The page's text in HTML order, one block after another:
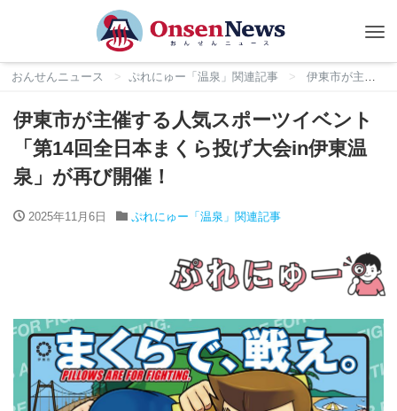
おんせんニュース ぷれにゅー「温泉」関連記事 伊東市が主催する人気スポーツイベント「第14回全日本まくら投げ大会in伊東温泉」が再び開催！
伊東市が主催する人気スポーツイベント
「第14回全日本まくら投げ大会in伊東温
泉」が再び開催！
2025年11月6日 ぷれにゅー「温泉」関連記事